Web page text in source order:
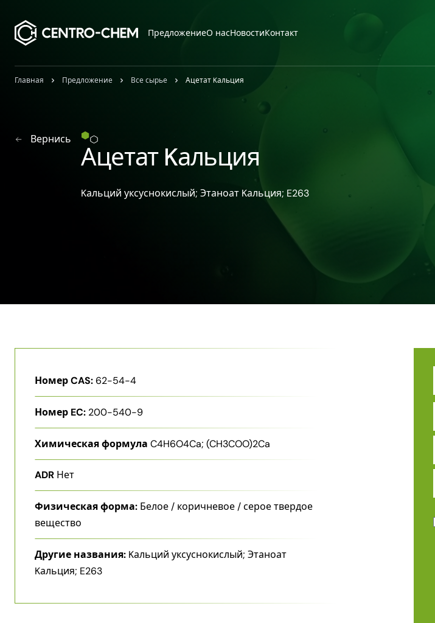
ПредложениеО насНовостиКонтакт
Главная Предложение Все сырье Ацетат Kальция
Вернись
Ацетат Kальция
Kальций уксуснокислый; Этаноат Kальция; E263
Номер CAS:62-54-4
Номер EC: 200-540-9
Химическая формула C4H6O4Ca; (CH3COO)2Ca
ADR Нет
Физическая форма: Белое / коричневое / серое твердое
вещество
Другие названия: Kальций уксуснокислый; Этаноат
Kальция; E263